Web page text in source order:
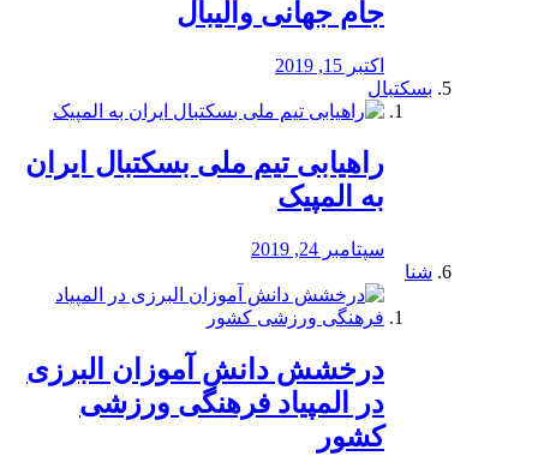
جام جهانی والیبال
اکتبر 15, 2019
بسکتبال
راهیابی تیم ملی بسکتبال ایران
به المپیک
سپتامبر 24, 2019
شنا
درخشش دانش آموزان البرزی
در المپیاد فرهنگی ورزشی
کشور